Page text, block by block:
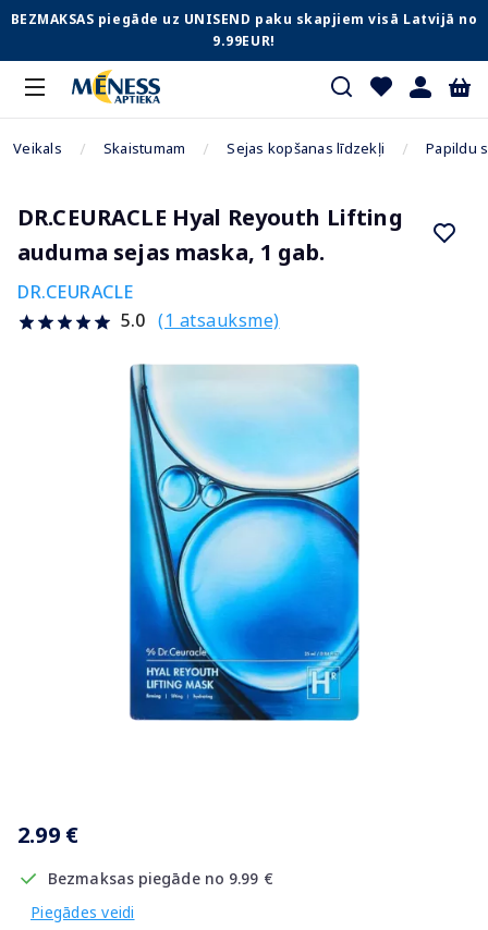
BEZMAKSAS piegāde uz UNISEND paku skapjiem visā Latvijā no
9.99EUR!
Veikals Skaistumam Sejas kopšanas līdzekļi Papildu
DR.CEURACLE Hyal Reyouth Lifting
auduma sejas maska, 1 gab.
DR.CEURACLE
5.0 (1 atsauksme)
2.99 €
Bezmaksas piegāde no 9.99 €
Piegādes veidi